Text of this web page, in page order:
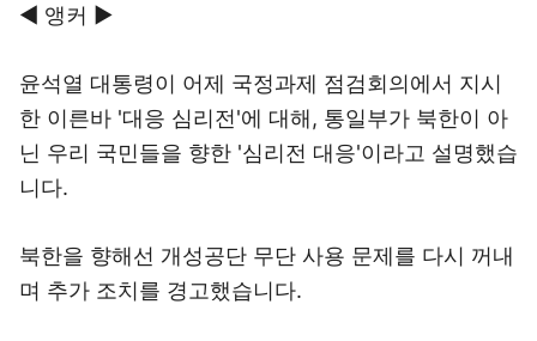
◀ 앵커 ▶
윤석열 대통령이 어제 국정과제 점검회의에서 지시
한 이른바 '대응 심리전'에 대해, 통일부가 북한이 아
닌 우리 국민들을 향한 '심리전 대응'이라고 설명했습
니다.
북한을 향해선 개성공단 무단 사용 문제를 다시 꺼내
며 추가 조치를 경고했습니다.